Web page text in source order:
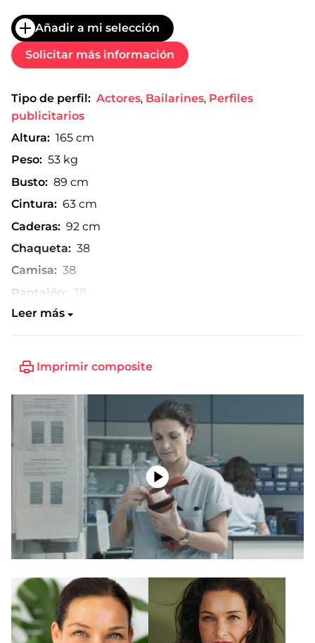
Añadir a mi selección
Solicitar más información
Tipo de perfil: Actores, Bailarines, Perfiles
publicitarios
Altura: 165 cm
Peso: 53 kg
Busto: 89 cm
Cintura: 63 cm
Caderas: 92 cm
Chaqueta: 38
Camisa: 38
Pantalón: 38
Talla de zapato:
Leer más
Imprimir composite